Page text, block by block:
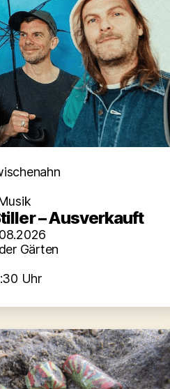
Kategorien
– Ausverkauft
Gärten
Uhr